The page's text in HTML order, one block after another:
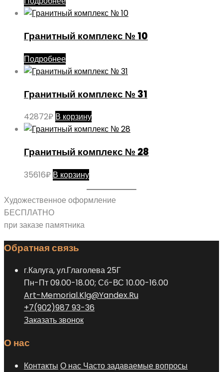
Гранитный комплекс № 10
Подробнее
Гранитный комплекс № 31
42872₽ В корзину
Гранитный комплекс № 28
35616₽ В корзину
Художественное оформление
БЕСПЛАТНО
при заказе памятника
Обратная связь
г.Калуга, ул.Глаголева 25Г
Пн-Пт 09.00-18.00; Сб-ВС 10.00-16.00
Art-Memorial.Klg@Yandex.Ru
+7(902)987 93-36
Заказать звонок
О нас
Контакты О нас Часто задаваемые вопросы